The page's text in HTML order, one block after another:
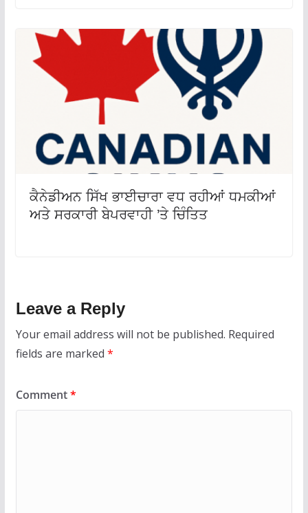
ਕੈਨੇਡੀਅਨ ਸਿੱਖ ਭਾਈਚਾਰਾ ਵਧ ਰਹੀਆਂ ਧਮਕੀਆਂ
ਅਤੇ ਸਰਕਾਰੀ ਬੇਪਰਵਾਹੀ ’ਤੇ ਚਿੰਤਿਤ
Leave a Reply
Your email address will not be published. Required
fields are marked *
Comment*